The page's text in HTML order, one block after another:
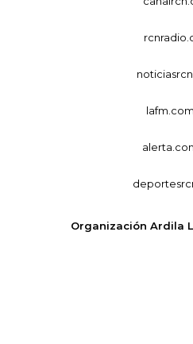
Organización Ardila